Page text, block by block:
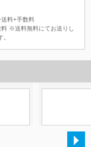
料+手数料
※送料無料にてお送りし